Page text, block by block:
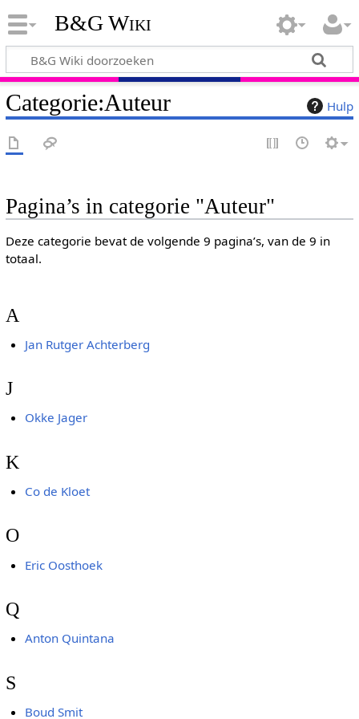
B&G Wiki
Hulp
Categorie:Auteur
Pagina’s in categorie "Auteur"
Deze categorie bevat de volgende 9 pagina’s, van de 9 in
totaal.
A
Jan Rutger Achterberg
J
Okke Jager
K
Co de Kloet
O
Eric Oosthoek
Q
Anton Quintana
S
Boud Smit